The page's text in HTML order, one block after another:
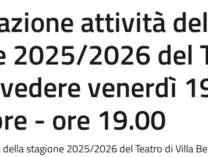
attività
2025/2026 del
venerdì
- ore 19.00
stagione 2025/2026 del Teatro di Villa